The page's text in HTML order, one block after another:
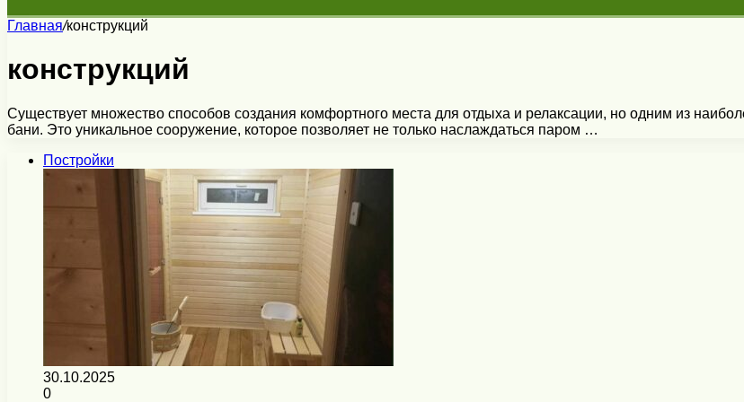
Главная/конструкций
конструкций
Существует множество способов создания комфортного места для отдыха и релаксации, но одним из
бани. Это уникальное сооружение, которое позволяет не только наслаждаться паром …
Постройки
30.10.2025
0